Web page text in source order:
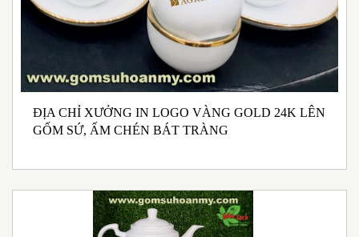
ĐỊA CHỈ XƯỞNG IN LOGO VÀNG GOLD 24K LÊN
GỐM SỨ, ẤM CHÉN BÁT TRÀNG